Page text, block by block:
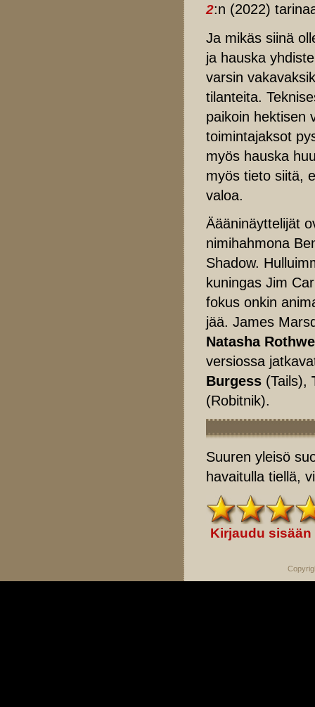
2:n (2022)
Ja mikäs siinä
ja hauska
varsin
tilanteita.
paikoin hektisen
toimintajaksot
myös hauska
myös tieto siitä,
valoa.
Äääninäyttelijät
nimihahmona
Shadow.
kuningas Jim
fokus onkin
jää. James
Natasha
versiossa
Burgess (Tails),
(Robitnik).
Suuren yleisö
havaitulla tiellä,
Kirjaudu sisään